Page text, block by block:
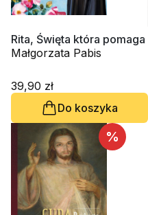
Rita, Święta która pomaga
Małgorzata Pabis
39,90 zł
Do koszyka
%